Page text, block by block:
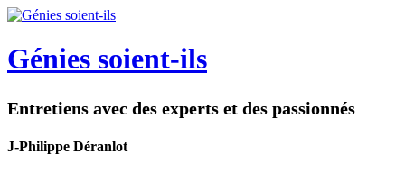
Génies soient-ils
Entretiens avec des experts et des passionnés
J-Philippe Déranlot